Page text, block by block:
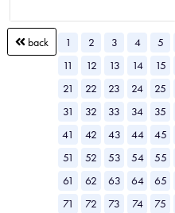
1 2 3 4 5
11
12 13 14 15
21
22 23 24 25
31
32 33 34 35
41
42 43 44 45
51
52 53 54 55
61
62 63 64 65
71
72 73 74 75
back